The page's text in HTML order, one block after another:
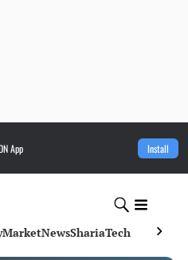
App Install
MarketNewsShariaTech